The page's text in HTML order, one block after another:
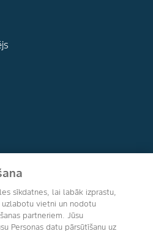
sīkdatnes, lai labāk izprastu,
vietni un nodotu
partneriem. Jūsu
Personas datu pārsūtīšanu uz